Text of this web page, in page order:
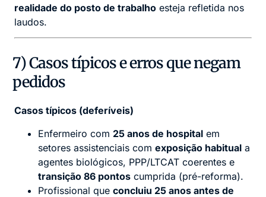
realidade do posto de trabalho esteja refletida nos
laudos.
7) Casos típicos e erros que negam
pedidos
Casos típicos (deferíveis)
Enfermeiro com 25 anos de hospital em
setores assistenciais com exposição habitual a
agentes biológicos, PPP/LTCAT coerentes e
transição 86 pontos cumprida (pré-reforma).
Profissional que concluiu 25 anos antes de